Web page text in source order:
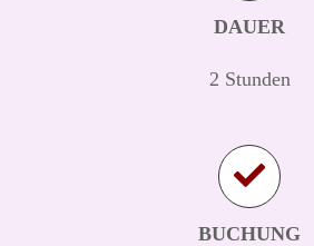
DAUER
2 Stunden
BUCHUNG